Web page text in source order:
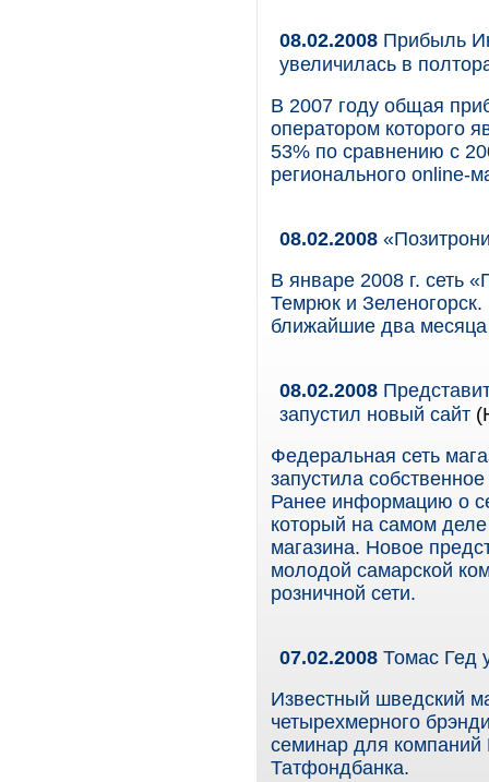
08.02.2008 Прибыль
увеличилась в
В 2007 году общая
оператором которого
53% по сравнению с
регионального online-
08.02.2008
В январе 2008 г. сеть
Темрюк и
ближайшие два месяца
08.02.2008
запустил новый сайт
Федеральная сеть
запустила
Ранее информацию о
который на самом
магазина. Новое
молодой самарской
розничной сети.
07.02.2008 Томас Гед
Известный шведский
четырехмерного
семинар для
Татфондбанка.